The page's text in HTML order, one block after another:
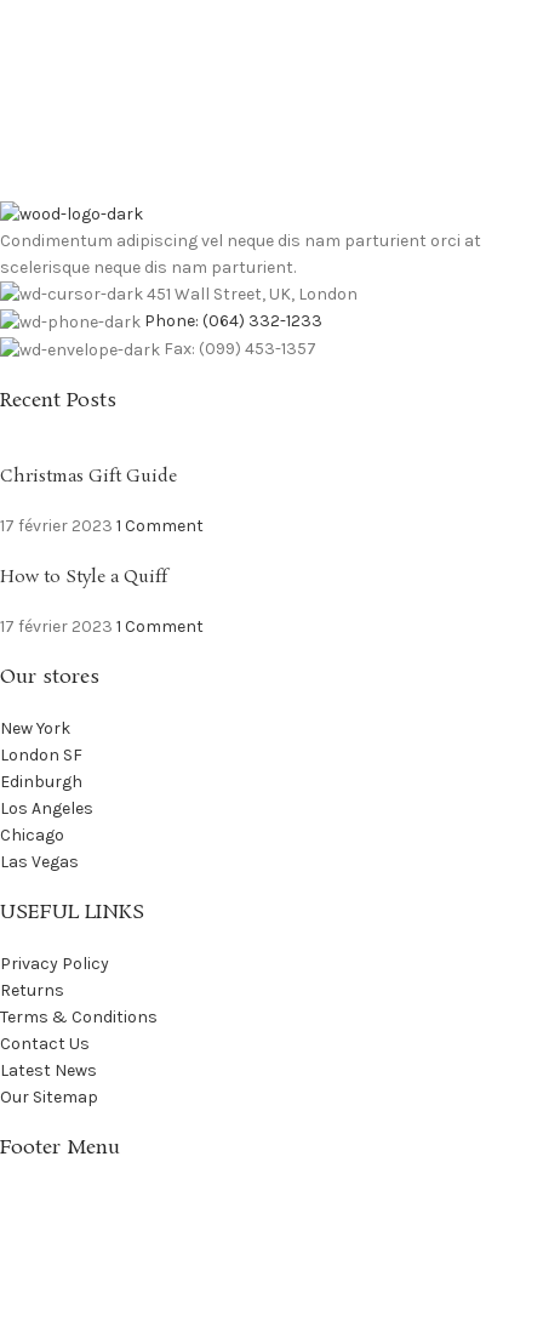
Condimentum adipiscing vel neque dis nam parturient orci at
scelerisque neque dis nam parturient.
451 Wall Street, UK, London
Phone: (064) 332-1233
Fax: (099) 453-1357
Recent Posts
Christmas Gift Guide
17 février 2023 1 Comment
How to Style a Quiff
17 février 2023 1 Comment
Our stores
New York
London SF
Edinburgh
Los Angeles
Chicago
Las Vegas
USEFUL LINKS
Privacy Policy
Returns
Terms & Conditions
Contact Us
Latest News
Our Sitemap
Footer Menu